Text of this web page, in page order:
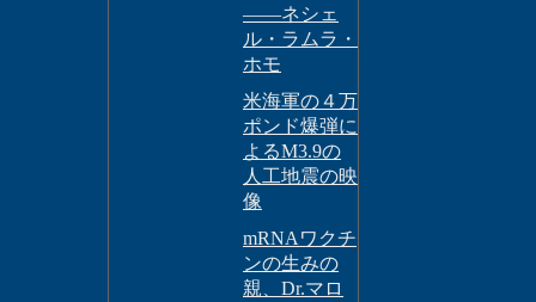
――ネシェ
ル・ラムラ・
ホモ
米海軍の４万
ポンド爆弾に
よるM3.9の
人工地震の映
像
mRNAワクチ
ンの生みの
親、Dr.マロ